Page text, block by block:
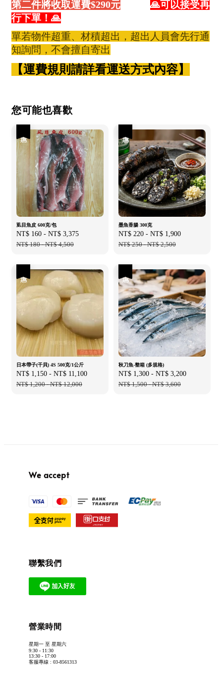
第二件將收取運費$290元
🙏可以接受再
行下單！🙏
單若物件超重、材積超出，超出人員會先行通
知詢問，不會擅自寄出
【運費規則請詳看運送方式內容】
您可能也喜歡
虱目魚皮 600克/包
Sale
price
NT$ 160 - NT$ 3,375
NT$ 180-NT$ 4,500
墨魚香腸 300克
Sale
price
NT$ 220 - NT$ 1,900
NT$ 250-NT$ 2,500
日本帶子(干貝) 4S 500克/1公斤
Sale
price
NT$ 1,150 - NT$ 11,100
NT$ 1,200-NT$ 12,000
秋刀魚-整箱 (多規格)
Sale
price
NT$ 1,300 - NT$ 3,200
NT$ 1,500-NT$ 3,600
We accept
聯繫我們
營業時間
星期一 至 星期六
9:30 - 11:30
13:30 - 17:00
客服專線 : 03-8561313